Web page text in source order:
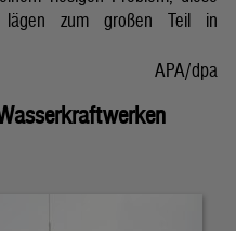
lägen zum großen Teil in
APA/dpa